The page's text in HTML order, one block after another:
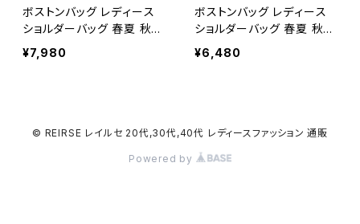
レッジコーデ カジュアル デ
イリー デート お出かけ K-B
レッジコーデ カジュアル デ
イリー デート お出かけ K-B
ボストンバッグ レディース
ショルダーバッグ 春夏 秋冬
春 夏 秋 冬 黒 白 バッグ フ
ェイクレザー マザーズバッ
ストン バック ショルダー 肩
かばん シンプルトート ママ
¥7,980
ボストンバッグ レディース
ショルダーバッグ 春夏 秋冬
春 夏 秋 冬 黒 バッグ マザ
ーズバッグ 大容量バッグ バ
ンプルトート ママバッグ 大
旅行 通学 通勤 大学生 女
¥6,480
© REIRSE レイルセ 20代,30代,40代 レディースファッション 通販
Powered by